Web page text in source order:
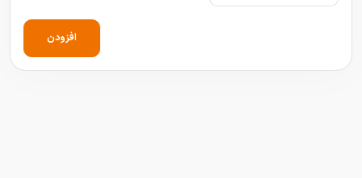
افزودن